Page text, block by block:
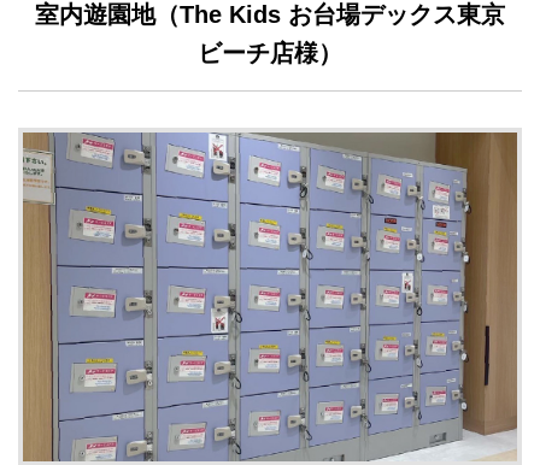
室内遊園地（The Kids お台場デックス東京
ビーチ店様）